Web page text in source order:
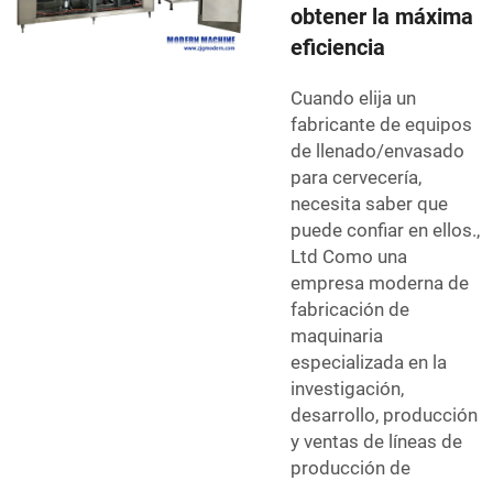
obtener la máxima
eficiencia
Cuando elija un
fabricante de equipos
de llenado/envasado
para cervecería,
necesita saber que
puede confiar en ellos.,
Ltd Como una
empresa moderna de
fabricación de
maquinaria
especializada en la
investigación,
desarrollo, producción
y ventas de líneas de
producción de